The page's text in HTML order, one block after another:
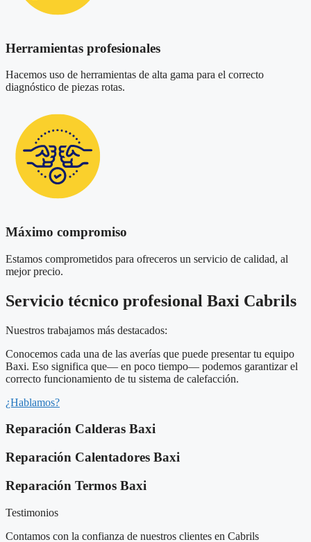
Herramientas profesionales
Hacemos uso de herramientas de alta gama para el correcto
diagnóstico de piezas rotas.
Máximo compromiso
Estamos comprometidos para ofreceros un servicio de calidad, al
mejor precio.
Servicio técnico profesional Baxi Cabrils
Nuestros trabajamos más destacados:
Conocemos cada una de las averías que puede presentar tu equipo
Baxi. Eso significa que— en poco tiempo— podemos garantizar el
correcto funcionamiento de tu sistema de calefacción.
¿Hablamos?
Reparación Calderas Baxi
Reparación Calentadores Baxi
Reparación Termos Baxi
Testimonios
Contamos con la confianza de nuestros clientes en Cabrils